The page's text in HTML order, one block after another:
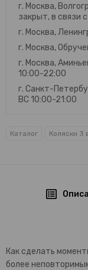
г. Москва,
закрыт, в связи
г. Москва,
г. Москва,
г. Москва,
10:00-22:00
г. Санкт-
ВС 10:00-21:00
Каталог Коляски 3
Как сделать
более